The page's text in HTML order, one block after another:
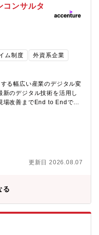
コンサルタ
ム制度
外資系企業
る幅広い産業のデジタル変
のデジタル技術を活用し
場改善までEnd to Endで支
AGVやロボットによる倉
売業にとって喫緊の課題
ジタル技術を活用し、顧
クス改革の支援を推進し
自動化の支援をします。■
トメーション技術による工
ト導入■倉庫移転, 新設に伴
クノロジー活用（AI, ロボッ
動化、物流業務プロセスの
の立案と実行推進【プロ
化支援■物流構想立案及び
更新日 2026.08.07
る